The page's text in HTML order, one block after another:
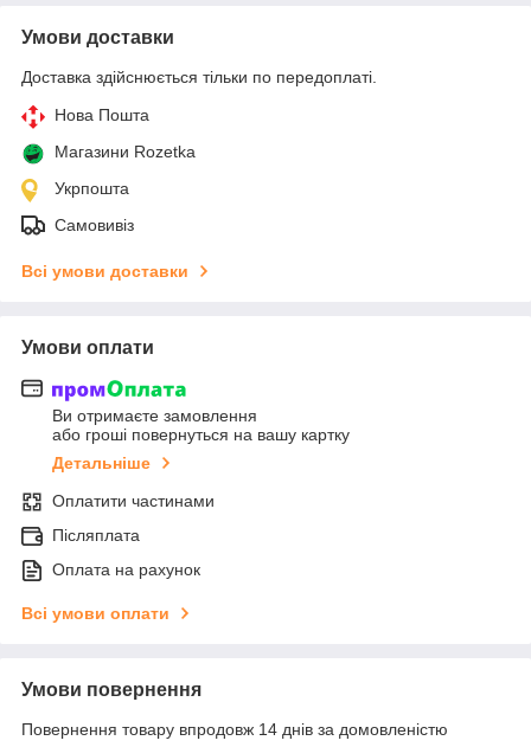
Умови доставки
Доставка здійснюється тільки по передоплаті.
Нова Пошта
Магазини Rozetka
Укрпошта
Самовивіз
Всі умови доставки
Умови оплати
Ви отримаєте замовлення
або гроші повернуться на вашу картку
Детальніше
Оплатити частинами
Післяплата
Оплата на рахунок
Всі умови оплати
Умови повернення
Повернення товару впродовж 14 днів за домовленістю